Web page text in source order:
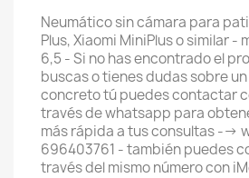
Neumático sin cámara para
Plus, Xiaomi MiniPlus o similar -
6,5 - Si no has encontrado el
buscas o tienes dudas sobre
concreto tú puedes contactar
través de whatsapp para
más rápida a tus consultas -->
696403761 - también puedes
través del mismo número con